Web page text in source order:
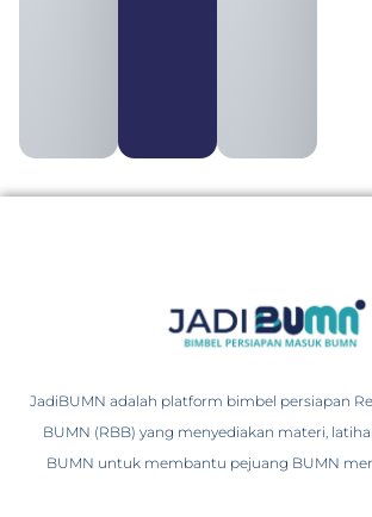
JadiBUMN adalah platform bimbel persiapan
BUMN (RBB) yang menyediakan materi,
BUMN untuk membantu pejuang BUMN